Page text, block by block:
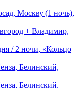
Москву (1 ночь),
+ Владимир,
/ 2 ночи, «Кольцо
Белинский,
Белинский,